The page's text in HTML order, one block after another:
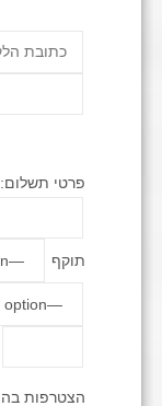
פרטי תשלום:
תוקף